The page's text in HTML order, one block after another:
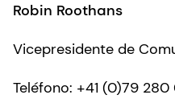
Robin Roothans
Vicepresidente de
Teléfono: +41 (0)79